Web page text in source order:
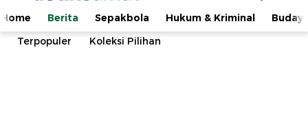
Home Berita Sepakbola Hukum & Kriminal
Terpopuler
Koleksi Pilihan